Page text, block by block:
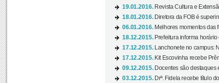
19.01.2016. Revista Cultura e
18.01.2016. Diretora da FOB é
06.01.2016. Melhores momentos das
18.12.2015. Prefeitura informa
17.12.2015.
Lanchonete no campus:
17.12.2015. Kit Escovinha recebe
09.12.2015. Docentes são destaques
03.12.2015. Drª. Fidela recebe título